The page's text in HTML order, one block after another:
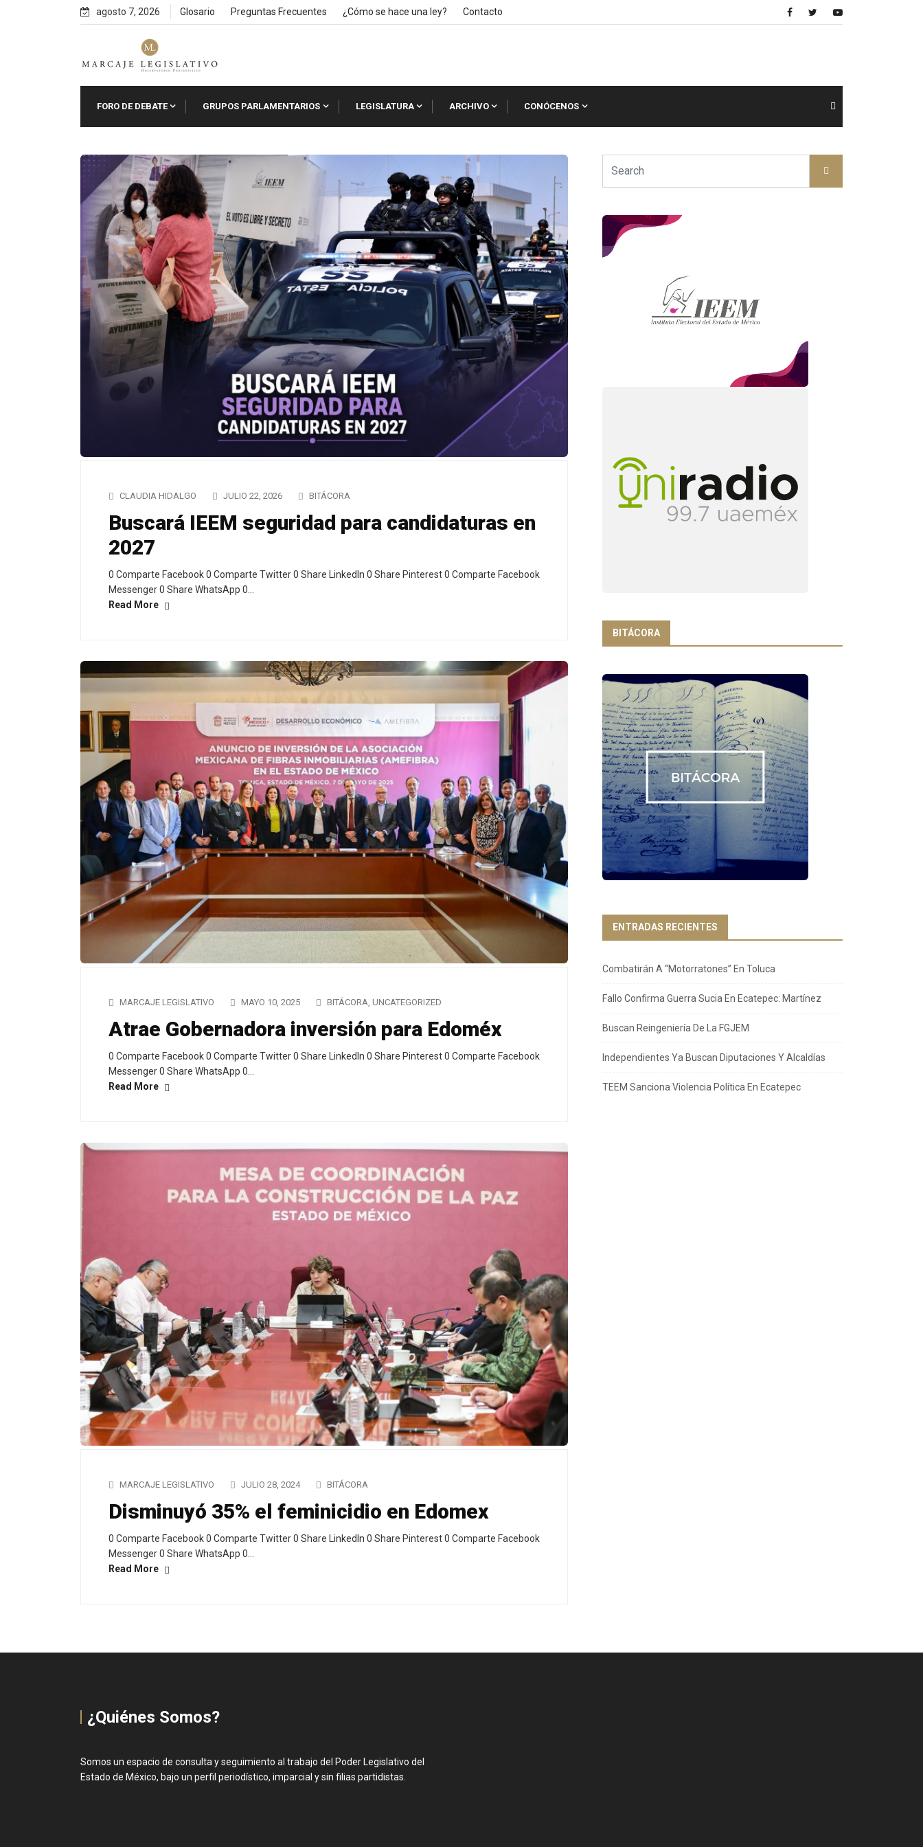
agosto 7, 2026 Glosario Preguntas Frecuentes ¿Cómo se hace una ley? Contacto
FORO DE DEBATE GRUPOS PARLAMENTARIOS LEGISLATURA ARCHIVO CONÓCENOS
CLAUDIA HIDALGO JULIO 22, 2026 BITÁCORA
Buscará IEEM seguridad para candidaturas en
2027
0 Comparte Facebook 0 Comparte Twitter 0 Share LinkedIn 0 Share Pinterest 0 Comparte Facebook
Messenger 0 Share WhatsApp 0…
Read More
MARCAJE LEGISLATIVO MAYO 10, 2025 BITÁCORA, UNCATEGORIZED
Atrae Gobernadora inversión para Edoméx
0 Comparte Facebook 0 Comparte Twitter 0 Share LinkedIn 0 Share Pinterest 0 Comparte Facebook
Messenger 0 Share WhatsApp 0…
Read More
MARCAJE LEGISLATIVO JULIO 28, 2024 BITÁCORA
Disminuyó 35% el feminicidio en Edomex
0 Comparte Facebook 0 Comparte Twitter 0 Share LinkedIn 0 Share Pinterest 0 Comparte Facebook
Messenger 0 Share WhatsApp 0…
Read More
BITÁCORA
ENTRADAS RECIENTES
Combatirán A “Motorratones” En Toluca
Fallo Confirma Guerra Sucia En Ecatepec: Martínez
Buscan Reingeniería De La FGJEM
Independientes Ya Buscan Diputaciones Y Alcaldías
TEEM Sanciona Violencia Política En Ecatepec
¿Quiénes Somos?
Somos un espacio de consulta y seguimiento al trabajo del Poder Legislativo del
Estado de México, bajo un perfil periodístico, imparcial y sin filias partidistas.